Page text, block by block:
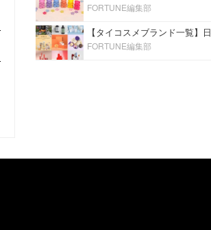
FORTUNE編集部
FORTUNE編集部